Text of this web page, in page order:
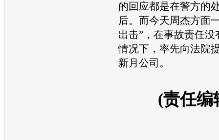
的回应都是在警方的
后。而今天周杰方面
出击”，在事故责任没
情况下，率先向法院
新月公司。
(责任编